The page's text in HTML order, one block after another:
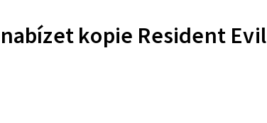
kopie Resident Evil